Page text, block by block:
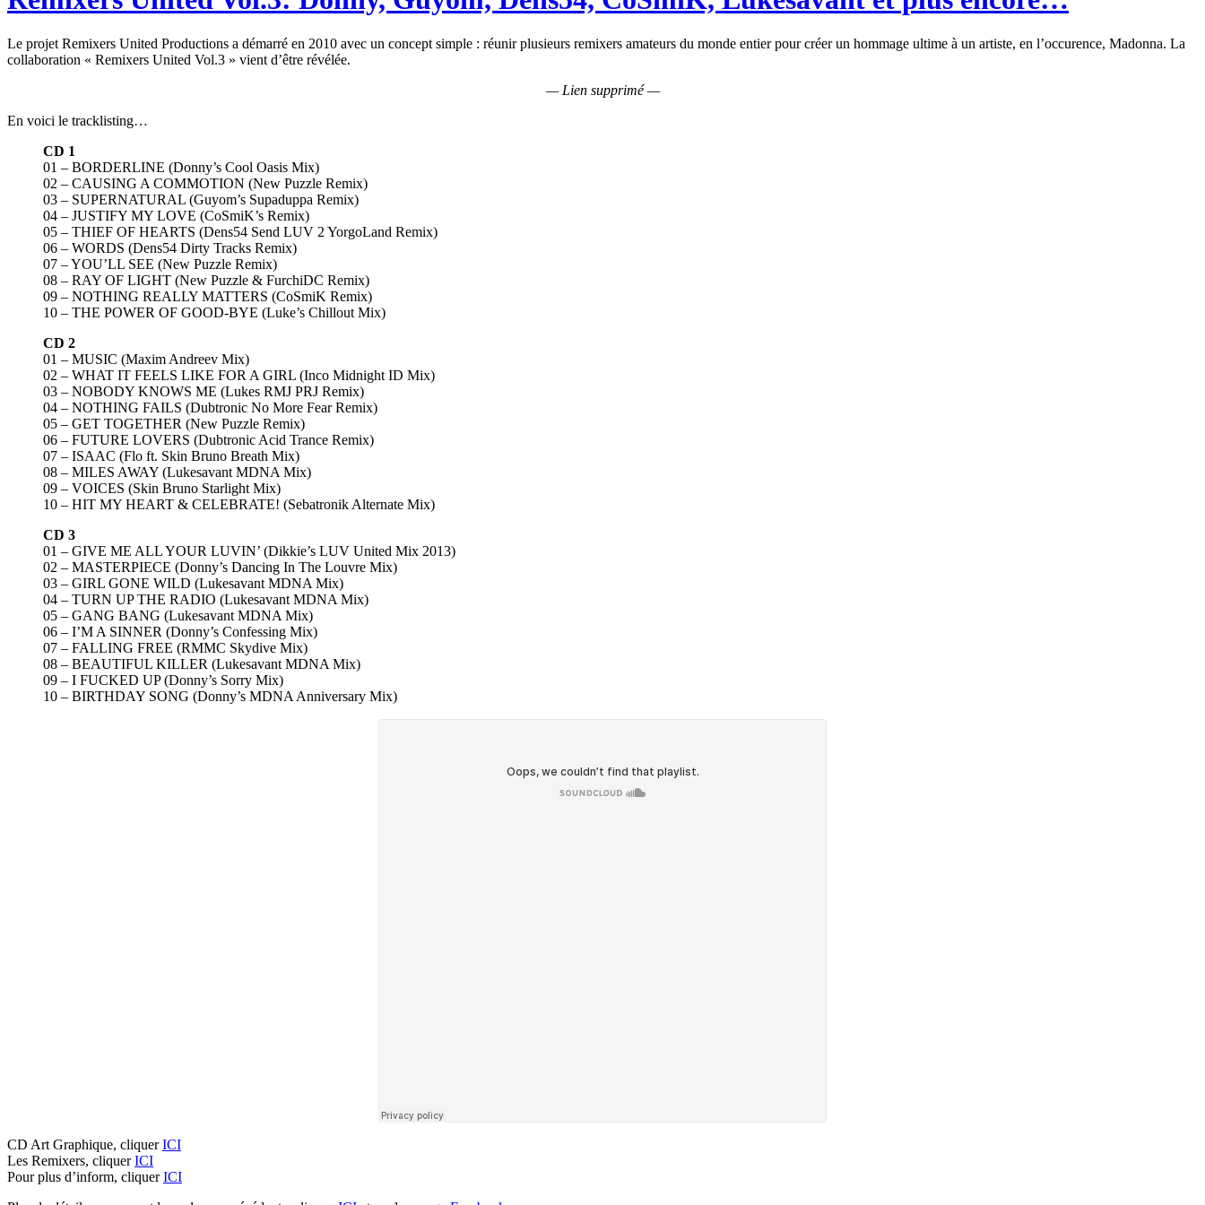
Le projet Remixers United Productions a démarré en 2010 avec un concept simple : réunir plusieurs remixers amateurs du monde entier pour créer un hommage ultime à un artiste, en l’occurence, Madonna. La
collaboration « Remixers United Vol.3 » vient d’être révélée.
— Lien supprimé —
En voici le tracklisting…
CD 1
01 – BORDERLINE (Donny’s Cool Oasis Mix)
02 – CAUSING A COMMOTION (New Puzzle Remix)
03 – SUPERNATURAL (Guyom’s Supaduppa Remix)
04 – JUSTIFY MY LOVE (CoSmiK’s Remix)
05 – THIEF OF HEARTS (Dens54 Send LUV 2 YorgoLand Remix)
06 – WORDS (Dens54 Dirty Tracks Remix)
07 – YOU’LL SEE (New Puzzle Remix)
08 – RAY OF LIGHT (New Puzzle & FurchiDC Remix)
09 – NOTHING REALLY MATTERS (CoSmiK Remix)
10 – THE POWER OF GOOD-BYE (Luke’s Chillout Mix)
CD 2
01 – MUSIC (Maxim Andreev Mix)
02 – WHAT IT FEELS LIKE FOR A GIRL (Inco Midnight ID Mix)
03 – NOBODY KNOWS ME (Lukes RMJ PRJ Remix)
04 – NOTHING FAILS (Dubtronic No More Fear Remix)
05 – GET TOGETHER (New Puzzle Remix)
06 – FUTURE LOVERS (Dubtronic Acid Trance Remix)
07 – ISAAC (Flo ft. Skin Bruno Breath Mix)
08 – MILES AWAY (Lukesavant MDNA Mix)
09 – VOICES (Skin Bruno Starlight Mix)
10 – HIT MY HEART & CELEBRATE! (Sebatronik Alternate Mix)
CD 3
01 – GIVE ME ALL YOUR LUVIN’ (Dikkie’s LUV United Mix 2013)
02 – MASTERPIECE (Donny’s Dancing In The Louvre Mix)
03 – GIRL GONE WILD (Lukesavant MDNA Mix)
04 – TURN UP THE RADIO (Lukesavant MDNA Mix)
05 – GANG BANG (Lukesavant MDNA Mix)
06 – I’M A SINNER (Donny’s Confessing Mix)
07 – FALLING FREE (RMMC Skydive Mix)
08 – BEAUTIFUL KILLER (Lukesavant MDNA Mix)
09 – I FUCKED UP (Donny’s Sorry Mix)
10 – BIRTHDAY SONG (Donny’s MDNA Anniversary Mix)
CD Art Graphique, cliquerICI
Les Remixers, cliquerICI
Pour plus d’inform, cliquerICI